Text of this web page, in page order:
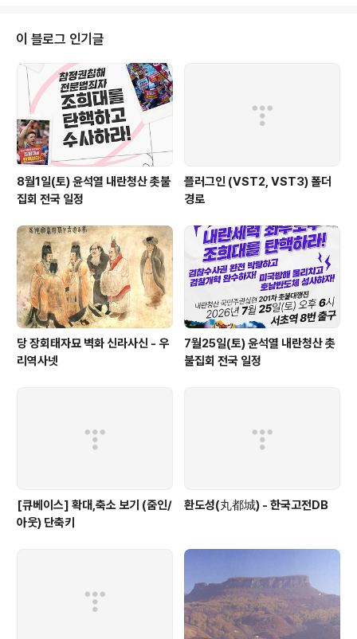
데요시(김규철 연기). 그는 한국에서는 악당의 이미지로 통
하지만, 일본에서는 입지전적 출세 신화의 대명사로 통한
다. 일본 역사에서 히데요시만큼 인상적인 출세를 이룩한
인물은 또 없기 때문이다. 고대 이래로 일본에서는 일왕(이
른바 천황)의 혈통이 아니면 최고 통..
이 블로그 인기글
8월1일(토) 윤석열 내란청산 촛불
집회 전국 일정
플러그인 (VST2, VST3) 폴더
경로
당 장회태자묘 벽화 신라사신 - 우
리역사넷
7월25일(토) 윤석열 내란청산 촛
불집회 전국 일정
[큐베이스] 확대,축소 보기 (줌인/
아웃) 단축키
환도성(丸都城) - 한국고전DB